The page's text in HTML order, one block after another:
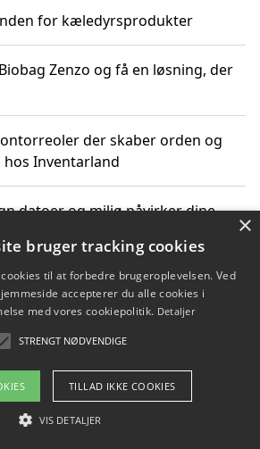
for kæledyrsprodukter
Zenzo og få en løsning, der
der skaber orden og
hos Inventarland
datoer og miljø påvirker dine
til en grønnere hverdag
Blog Betingelser
×
bruger tracking cookies
til at forbedre brugeroplevelsen. Ved
accepterer du alle cookies i
med vores cookiepolitik. Detaljer
STRENGT NØDVENDIGE
TILLAD IKKE COOKIES
VIS DETALJER